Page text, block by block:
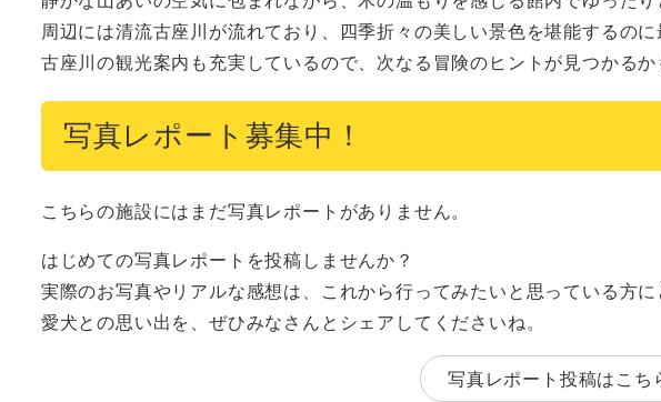
周辺には清流古座川が流れており、四季折々の美しい景色を堪能するのに
古座川の観光案内も充実しているので、次なる冒険のヒントが見つかるか
写真レポート募集中！
こちらの施設にはまだ写真レポートがありません。
はじめての写真レポートを投稿しませんか？
実際のお写真やリアルな感想は、これから行ってみたいと思っている方に
愛犬との思い出を、ぜひみなさんとシェアしてくださいね。
写真レポート投稿はこち